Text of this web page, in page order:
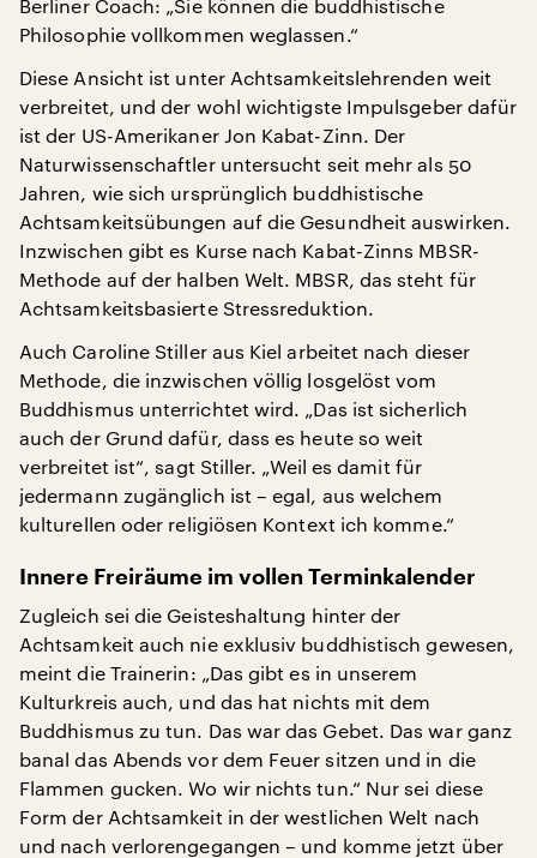
Berliner Coach: „Sie können die buddhistische
Philosophie vollkommen weglassen.“
Diese Ansicht ist unter Achtsamkeitslehrenden weit
verbreitet, und der wohl wichtigste Impulsgeber dafür
ist der US-Amerikaner Jon Kabat-Zinn. Der
Naturwissenschaftler untersucht seit mehr als 50
Jahren, wie sich ursprünglich buddhistische
Achtsamkeitsübungen auf die Gesundheit auswirken.
Inzwischen gibt es Kurse nach Kabat-Zinns MBSR-
Methode auf der halben Welt. MBSR, das steht für
Achtsamkeitsbasierte Stressreduktion.
Auch Caroline Stiller aus Kiel arbeitet nach dieser
Methode, die inzwischen völlig losgelöst vom
Buddhismus unterrichtet wird. „Das ist sicherlich
auch der Grund dafür, dass es heute so weit
verbreitet ist“, sagt Stiller. „Weil es damit für
jedermann zugänglich ist – egal, aus welchem
kulturellen oder religiösen Kontext ich komme.“
Innere Freiräume im vollen Terminkalender
Zugleich sei die Geisteshaltung hinter der
Achtsamkeit auch nie exklusiv buddhistisch gewesen,
meint die Trainerin: „Das gibt es in unserem
Kulturkreis auch, und das hat nichts mit dem
Buddhismus zu tun. Das war das Gebet. Das war ganz
banal das Abends vor dem Feuer sitzen und in die
Flammen gucken. Wo wir nichts tun.“ Nur sei diese
Form der Achtsamkeit in der westlichen Welt nach
und nach verlorengegangen – und komme jetzt über